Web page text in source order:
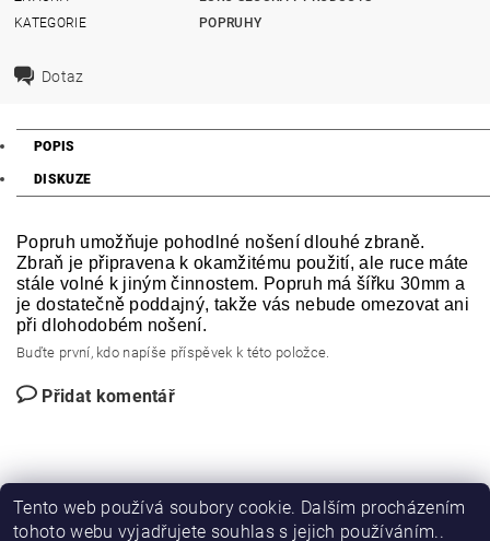
KATEGORIE
POPRUHY
Dotaz
POPIS
DISKUZE
Popruh umožňuje pohodlné nošení dlouhé zbraně.
Zbraň je připravena k okamžitému použití, ale ruce máte
stále volné k jiným činnostem. Popruh má šířku 30mm a
je dostatečně poddajný, takže vás nebude omezovat ani
při dlohodobém nošení.
Buďte první, kdo napíše příspěvek k této položce.
Přidat komentář
Tento web používá soubory cookie. Dalším procházením
tohoto webu vyjadřujete souhlas s jejich používáním..